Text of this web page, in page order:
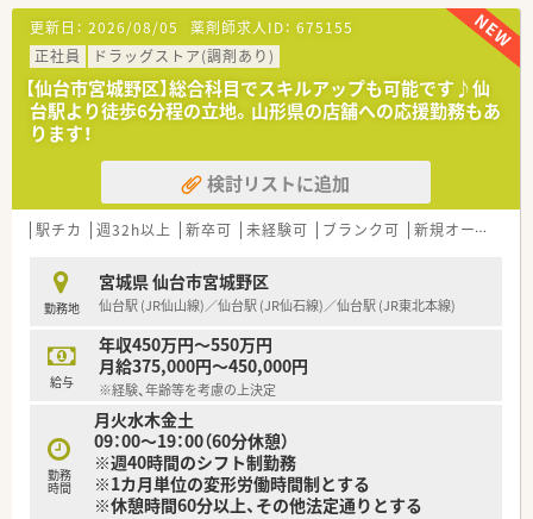
【法人特徴について】
■全国に400店舗以上を展開し、東北地方だけでも40店舗以上を
運営する大手法人のグループ会社の薬局です。
■東証プライム上場企業である東邦ホールディングスのグルー
プ会社であり、安定した経営基盤を誇ります。
■専門・認定薬剤師の資格取得を支援する手当が充実しており、
専門性を高めたい方が活躍中です。
【こんな方にオススメ】
■年間休日120日以上、残業も非常に少ないため、ワークライフ
バランスを重視する方におすすめです。
盤のもとで長く働きたい方に最適です。
■転居を伴う異動がないため、地域に根ざしてじっくりと患者様
と向き合いたい方におすすめです。
更新日： 2026/08/05 薬剤師求人ID： 675155
正社員
ドラッグストア(調剤あり)
【仙台市宮城野区】総合科目でスキルアップも可能です♪仙
台駅より徒歩6分程の立地。山形県の店舗への応援勤務もあ
ります！
検討リストに追加
駅チカ 週32h以上 新卒可 未経験可 ブランク可 新規オープン
勤務地
宮城県 仙台市宮城野区
仙台駅 (JR仙山線)／仙台駅 (JR仙石線)／仙台駅 (JR東北本線)
給与
年収450万円～550万円
月給375,000円～450,000円
※経験、年齢等を考慮の上決定
勤務
時間
月火水木金土
09：00～19：00（60分休憩）
※週40時間のシフト制勤務
※1カ月単位の変形労働時間制とする
※休憩時間60分以上、その他法定通りとする